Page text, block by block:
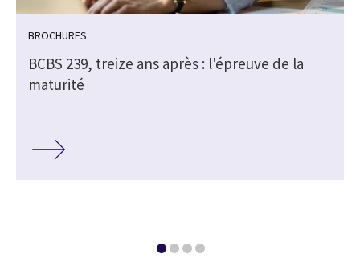
BROCHURES
BCBS 239, treize ans après : l'épreuve de la
maturité